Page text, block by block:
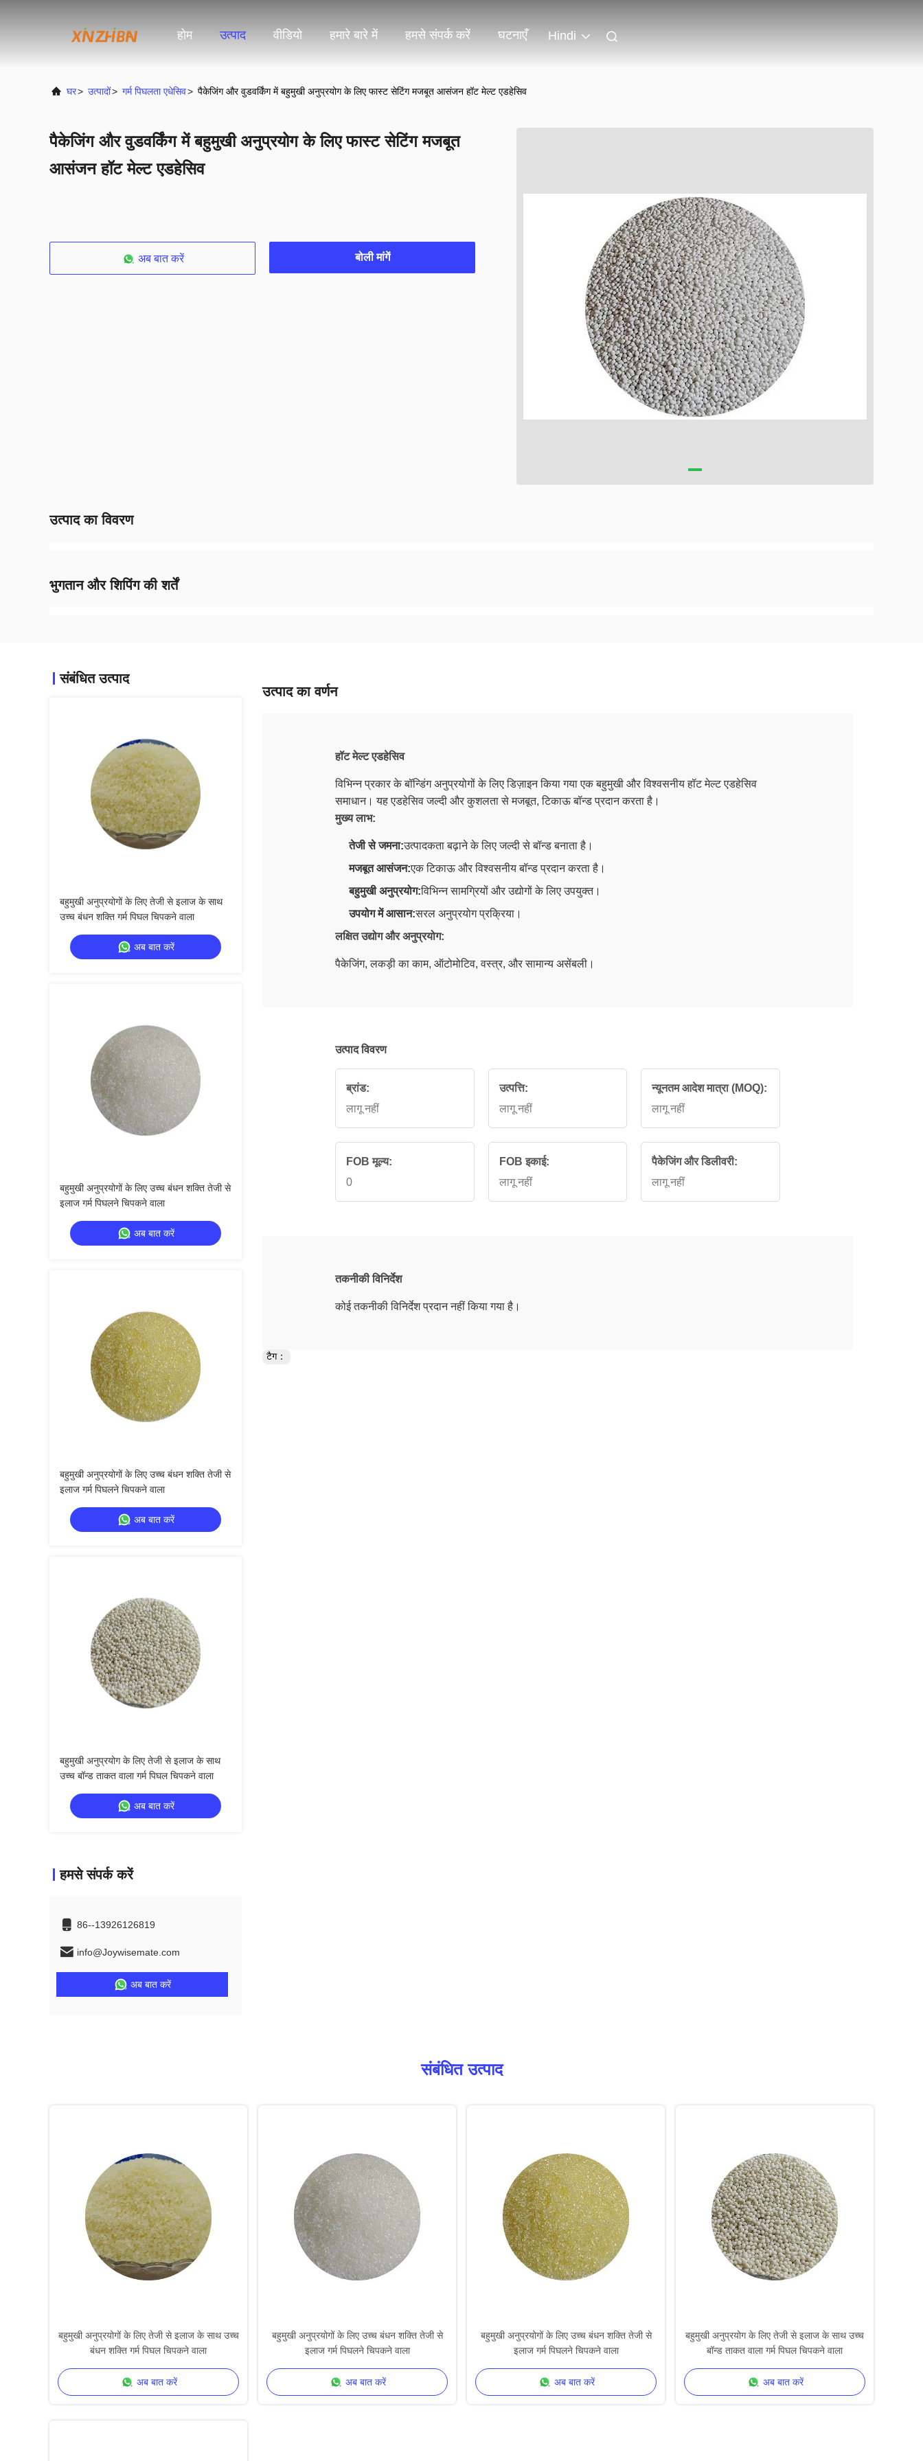
होम उत्पाद वीडियो हमारे बारे में हमसे संपर्क करें घटनाएँ Hindi
घर> उत्पादों> गर्म पिघलता एधेसिव> पैकेजिंग और वुडवर्किंग में बहुमुखी अनुप्रयोग के लिए फास्ट सेटिंग मजबूत आसंजन हॉट मेल्ट एडहेसिव
पैकेजिंग और वुडवर्किंग में बहुमुखी अनुप्रयोग के लिए फास्ट सेटिंग मजबूत
आसंजन हॉट मेल्ट एडहेसिव
अब बात करें बोली मांगें
उत्पाद का विवरण
भुगतान और शिपिंग की शर्तें
संबंधित उत्पाद
बहुमुखी अनुप्रयोगों के लिए तेजी से इलाज के साथ
उच्च बंधन शक्ति गर्म पिघल चिपकने वाला
अब बात करें
बहुमुखी अनुप्रयोगों के लिए उच्च बंधन शक्ति तेजी से
इलाज गर्म पिघलने चिपकने वाला
अब बात करें
बहुमुखी अनुप्रयोगों के लिए उच्च बंधन शक्ति तेजी से
इलाज गर्म पिघलने चिपकने वाला
अब बात करें
बहुमुखी अनुप्रयोग के लिए तेजी से इलाज के साथ
उच्च बॉन्ड ताकत वाला गर्म पिघल चिपकने वाला
अब बात करें
हमसे संपर्क करें
86--13926126819
info@Joywisemate.com
अब बात करें
उत्पाद का वर्णन
हॉट मेल्ट एडहेसिव
विभिन्न प्रकार के बॉन्डिंग अनुप्रयोगों के लिए डिज़ाइन किया गया एक बहुमुखी और विश्वसनीय हॉट मेल्ट एडहेसिव
समाधान। यह एडहेसिव जल्दी और कुशलता से मजबूत, टिकाऊ बॉन्ड प्रदान करता है।
मुख्य लाभ:
तेजी से जमना:उत्पादकता बढ़ाने के लिए जल्दी से बॉन्ड बनाता है।
मजबूत आसंजन:एक टिकाऊ और विश्वसनीय बॉन्ड प्रदान करता है।
बहुमुखी अनुप्रयोग:विभिन्न सामग्रियों और उद्योगों के लिए उपयुक्त।
उपयोग में आसान:सरल अनुप्रयोग प्रक्रिया।
लक्षित उद्योग और अनुप्रयोग:
पैकेजिंग, लकड़ी का काम, ऑटोमोटिव, वस्त्र, और सामान्य असेंबली।
उत्पाद विवरण
ब्रांड:
लागू नहीं
उत्पत्ति:
लागू नहीं
न्यूनतम आदेश मात्रा (MOQ):
लागू नहीं
FOB मूल्य:
0
FOB इकाई:
लागू नहीं
पैकेजिंग और डिलीवरी:
लागू नहीं
तकनीकी विनिर्देश
कोई तकनीकी विनिर्देश प्रदान नहीं किया गया है।
टैग：
संबंधित उत्पाद
बहुमुखी अनुप्रयोगों के लिए तेजी से इलाज के साथ उच्च
बंधन शक्ति गर्म पिघल चिपकने वाला
अब बात करें
बहुमुखी अनुप्रयोगों के लिए उच्च बंधन शक्ति तेजी से
इलाज गर्म पिघलने चिपकने वाला
अब बात करें
बहुमुखी अनुप्रयोगों के लिए उच्च बंधन शक्ति तेजी से
इलाज गर्म पिघलने चिपकने वाला
अब बात करें
बहुमुखी अनुप्रयोग के लिए तेजी से इलाज के साथ उच्च
बॉन्ड ताकत वाला गर्म पिघल चिपकने वाला
अब बात करें